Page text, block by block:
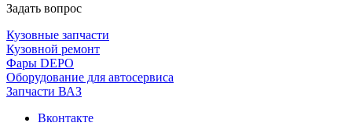
Задать вопрос
Кузовные запчасти
Кузовной ремонт
Фары DEPO
Оборудование для автосервиса
Запчасти ВАЗ
Вконтакте